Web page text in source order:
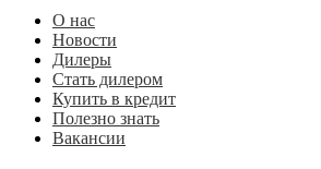
О нас
Новости
Дилеры
Стать дилером
Купить в кредит
Полезно знать
Вакансии